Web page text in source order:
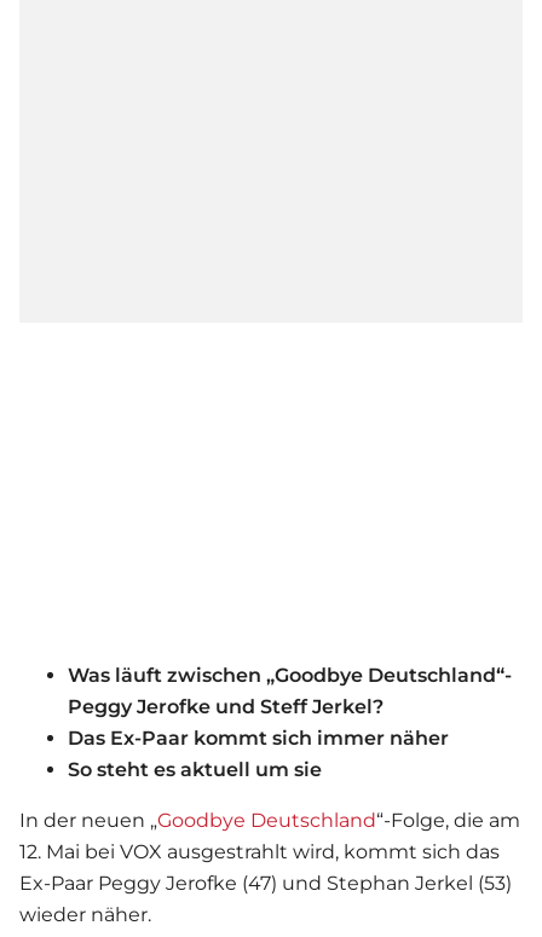
Was läuft zwischen „Goodbye Deutschland“-
Peggy Jerofke und Steff Jerkel?
Das Ex-Paar kommt sich immer näher
So steht es aktuell um sie
In der neuen „Goodbye Deutschland“-Folge, die am
12. Mai bei VOX ausgestrahlt wird, kommt sich das
Ex-Paar Peggy Jerofke (47) und Stephan Jerkel (53)
wieder näher.